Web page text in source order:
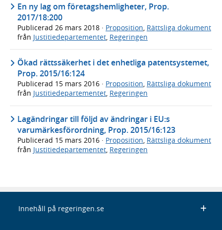
En ny lag om företagshemligheter, Prop.
2017/18:200
Publicerad 26 mars 2018 · Proposition Rättsliga dokument
från Justitiedepartementet Regeringen
Ökad rättssäkerhet i det enhetliga patentsystemet,
Prop. 2015/16:124
Publicerad 15 mars 2016 · Proposition, Rättsliga dokument
från Justitiedepartementet, Regeringen
Lagändringar till följd av ändringar i EU:s
varumärkesförordning, Prop. 2015/16:123
Publicerad 15 mars 2016 · Proposition, Rättsliga dokument
från Justitiedepartementet, Regeringen
Innehåll på regeringen.se